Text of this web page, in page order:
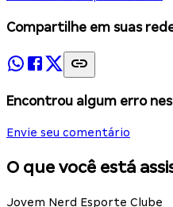
Compartilhe em suas
Encontrou algum erro
Envie seu comentário
O que você está
Jovem Nerd Esporte Clube